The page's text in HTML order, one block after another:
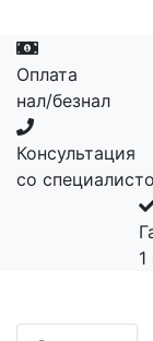
Оплата
нал/безнал
Консультация
со
1